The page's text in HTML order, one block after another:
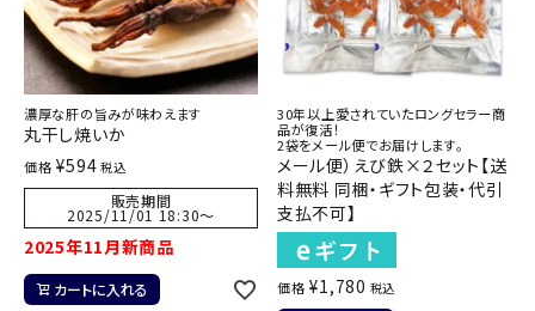
濃厚な肝の旨みが味わえます
丸干し焼いか
価格 ¥594 税込
販売期間
2025/11/01 18:30〜
2025年11月新商品
カートに入れる
30年以上愛されていたロングセラー商
品が復活！
2袋をメール便でお届けします。
メール便）えび鉄×２セット【送
料無料 同梱・ギフト包装・代引
支払不可】
価格 ¥1,780 税込